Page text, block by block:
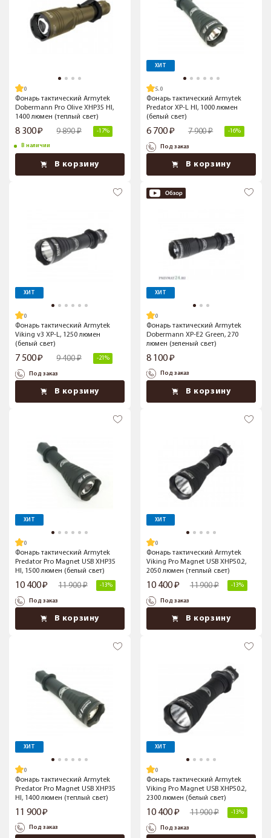
Фонарь тактический Armytek
Dobermann Pro Olive XHP35 HI,
1400 люмен (теплый свет)
8 300 9 890 -17%
В наличии
В корзину
ХИТ
5.0
Фонарь тактический Armytek
Predator XP-L HI, 1000 люмен
(белый свет)
6 700 7 900 -16%
Под заказ
В корзину
ХИТ
Фонарь тактический Armytek
Viking v3 XP-L, 1250 люмен
(белый свет)
7 500 9 400 -21%
Под заказ
В корзину
ХИТ
Фонарь тактический Armytek
Dobermann XP-E2 Green, 270
люмен (зеленый свет)
8 100
Под заказ
В корзину
ХИТ
Фонарь тактический Armytek
Predator Pro Magnet USB XHP35
HI, 1500 люмен (белый свет)
10 400 11 900 -13%
Под заказ
В корзину
ХИТ
Фонарь тактический Armytek
Viking Pro Magnet USB XHP50.2,
2050 люмен (теплый свет)
10 400 11 900 -13%
Под заказ
В корзину
ХИТ
Фонарь тактический Armytek
Predator Pro Magnet USB XHP35
HI, 1400 люмен (теплый свет)
11 900
Под заказ
ХИТ
Фонарь тактический Armytek
Viking Pro Magnet USB XHP50.2,
2300 люмен (белый свет)
10 400 11 900 -13%
Под заказ